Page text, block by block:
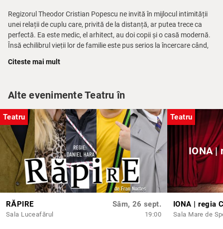
Regizorul Theodor Cristian Popescu ne invită în mijlocul intimității
unei relații de cuplu care, privită de la distanță, ar putea trece ca
perfectă. Ea este medic, el arhitect, au doi copii și o casă modernă.
Însă echilibrul vieții lor de familie este pus serios la încercare când,
Suedia, de către Marius von Mayenburg, unul dintre cei mai
importanți dramaturgi contemporani din Europa, ale cărui texte
sunt traduse în peste 30 de limbi.
Spectacolul EX este prezentat printr-un acord cu henschel
SCHAUSPIEL Theaterverlag Berlin GmbH, Lausitzer Platz 15,
10997 Berlin, GERMANIA.
Cu:Tudor Istodor, Ana Bianca Popescu, Irina Velcescu
Din motive legate de siguranța dumneavoastră și a echipei artistice,
Citeste mai mult
Alte evenimente Teatru în
Teatru
RĂPIRE
Sala Luceafărul
Sâm, 26 sept.
19:00
Teatru
IONA |
IONA | regia